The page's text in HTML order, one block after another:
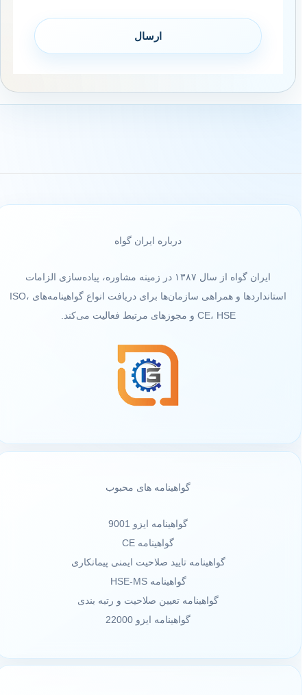
درباره ایران گواه
ایران گواه از سال ۱۳۸۷ در زمینه مشاوره، پیاده‌سازی الزامات
استانداردها و همراهی سازمان‌ها برای دریافت انواع گواهینامه‌های ISO،
CE، HSE و مجوزهای مرتبط فعالیت می‌کند.
گواهینامه های محبوب
گواهینامه ایزو 9001
گواهینامه CE
گواهینامه تایید صلاحیت ایمنی پیمانکاری
گواهینامه HSE-MS
گواهینامه تعیین صلاحیت و رتبه بندی
گواهینامه ایزو 22000